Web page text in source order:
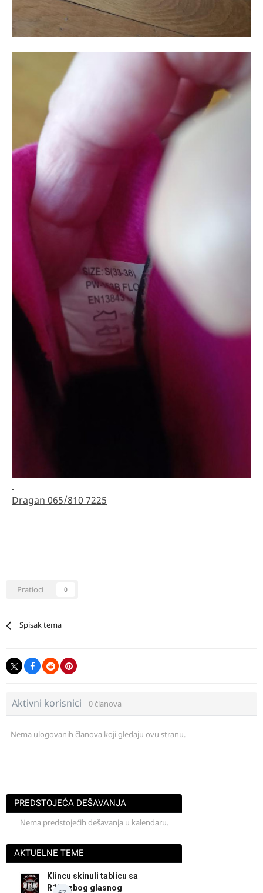
Dragan 065/810 7225
Pratioci 0
Spisak tema
Aktivni korisnici 0 članova
Nema ulogovanih članova koji gledaju ovu stranu.
PREDSTOJEĆA DEŠAVANJA
Nema predstojećih dešavanja u kalendaru.
AKTUELNE TEME
Klincu skinuli tablicu sa
R125 zbog glasnog